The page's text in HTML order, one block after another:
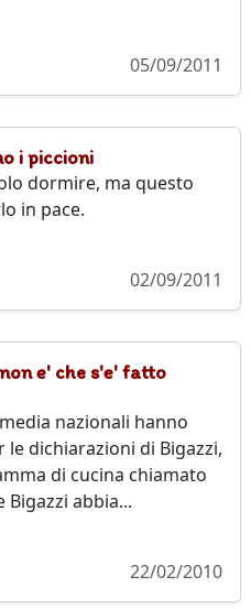
05/09/2011
i piccioni
dormire, ma questo
in pace.
02/09/2011
e' che s'e' fatto
nazionali hanno
dichiarazioni di Bigazzi,
di cucina chiamato
Bigazzi abbia...
22/02/2010